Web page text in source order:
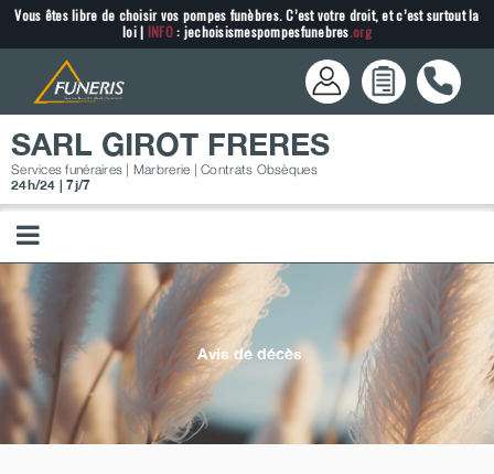
Passer
contenu
Vous êtes libre de choisir vos pompes funèbres. C’est votre droit, et c’est surtout la
loi | INFO: jechoisismespompesfunebres.org
SARL GIROT FRERES
Services funéraires | Marbrerie | Contrats Obsèques
24h/24 | 7j/7
Avis de décès